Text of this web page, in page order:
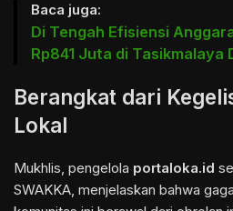
Baca juga:
Di Tengah Efisiensi
Rp841 Juta di Tasikmalaya
Berangkat dari
Lokal
Mukhlis, pengelola portaloka.id
SWAKKA, menjelaskan bahwa